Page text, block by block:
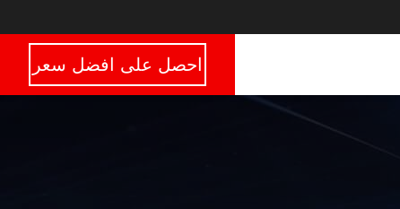
احصل على افضل سعر